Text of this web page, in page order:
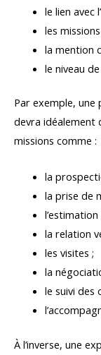
le lien avec
les
la mention
le niveau
Par exemple, une
devra idéalement
missions comme :
la
la prise de
l’estimation
la relation
les visites ;
la
le suivi des
À l’inverse, une